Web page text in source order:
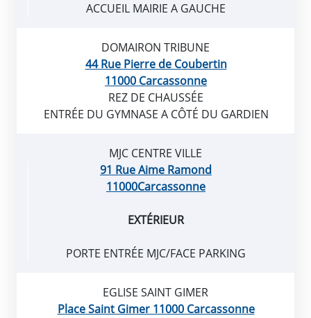
ACCUEIL MAIRIE A GAUCHE
DOMAIRON TRIBUNE
44 Rue Pierre de Coubertin
11000 Carcassonne
REZ DE CHAUSSÉE
ENTRÉE DU GYMNASE A CÔTÉ DU GARDIEN
MJC CENTRE VILLE
91 Rue Aime Ramond
11000Carcassonne
EXTÉRIEUR
PORTE ENTRÉE MJC/FACE PARKING
EGLISE SAINT GIMER
Place Saint Gimer 11000 Carcassonne